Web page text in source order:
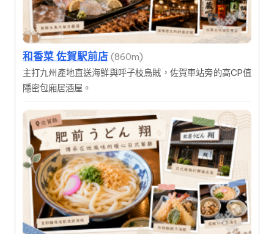
和香菜 佐賀駅前店 (860m)
主打九州產地直送海鮮與呼子枝烏賊，佐賀車站旁的高CP值
隱密包廂居酒屋。